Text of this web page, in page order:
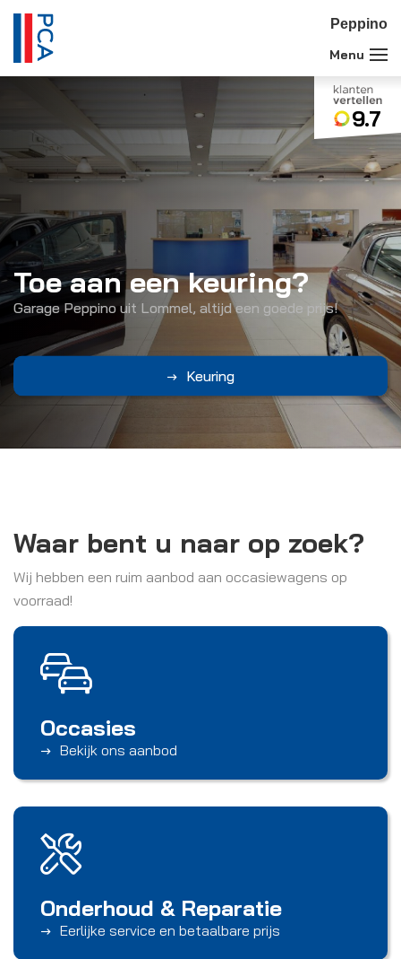
Peppino
9.7
Garage Peppino
Merkspecialist in Peugeot & Citroën
Tweedehands
Toe aan een keuring?
Garage Peppino uit Lommel, altijd een goede prijs!
Keuring
Waar bent u naar op zoek?
Wij hebben een ruim aanbod aan occasiewagens op
voorraad!
Occasies
Bekijk ons aanbod
Onderhoud & Reparatie
Eerlijke service en betaalbare prijs